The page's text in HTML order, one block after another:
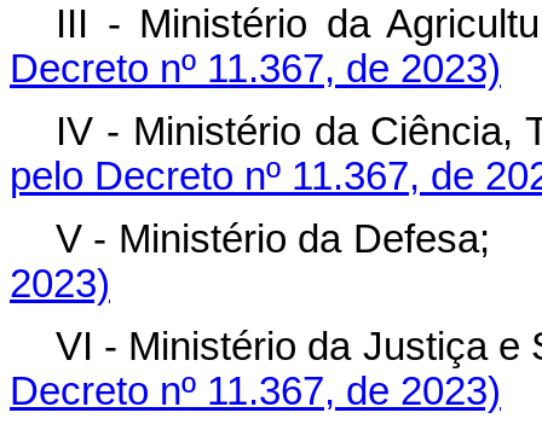
III - Ministério da
Decreto nº 11.367, de 2023)
IV - Ministério da
pelo Decreto nº 11.367, de
V - Ministério da
2023)
VI - Ministério da Justiça
Decreto nº 11.367, de 2023)